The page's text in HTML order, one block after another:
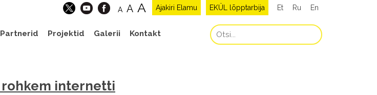
Et Ru En
EKÜL lõpptarbija
Ajakiri Elamu
A A A
Partnerid Projektid Galerii Kontakt
internetti